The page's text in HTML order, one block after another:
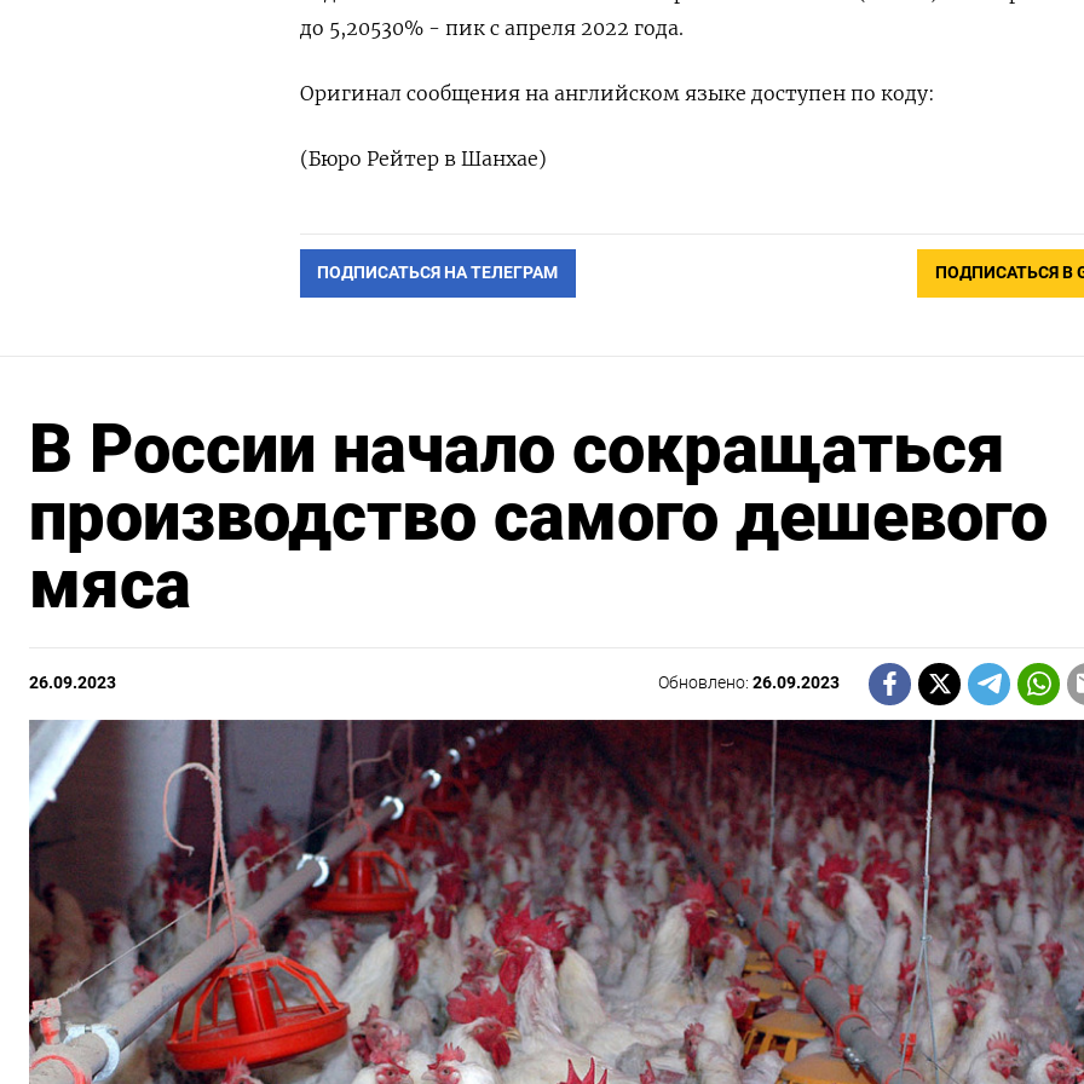
до 5,20530% - пик с апреля 2022 года.
Оригинал сообщения на английском языке доступен по коду:
(Бюро Рейтер в Шанхае)
ПОДПИСАТЬСЯ НА ТЕЛЕГРАМ ПОДПИСАТЬСЯ В
В России начало сокращаться
производство самого дешевого
мяса
26.09.2023 Обновлено:26.09.2023